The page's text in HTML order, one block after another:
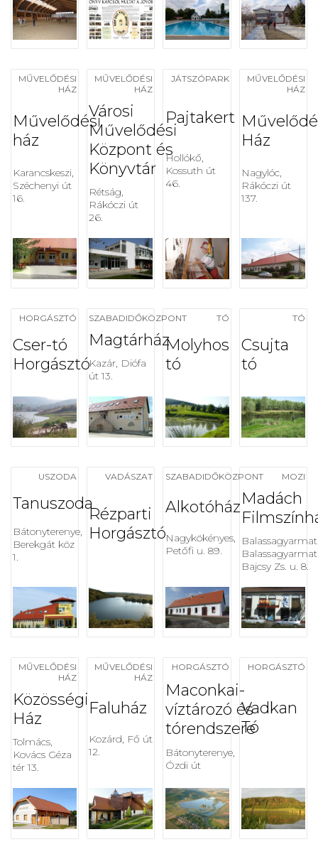
MŰVELŐDÉSI
HÁZ
Művelődési
ház
Karancskeszi,
Széchenyi út
16.
MŰVELŐDÉSI
HÁZ
Városi
Művelődési
Központ és
Könyvtár
Rétság,
Rákóczi út
26.
JÁTSZÓPARK
Pajtakert
Hollókő,
Kossuth út
46.
MŰVELŐDÉSI
HÁZ
Ház
Nagylóc,
Rákóczi út
137.
HORGÁSZTÓ
Cser-tó
Horgásztó
SZABADIDŐKÖZPONT
Magtárház
Kazár, Diófa
út 13.
TÓ
Molyhos
tó
TÓ
Csujta
tó
USZODA
Tanuszoda
Bátonyterenye,
Berekgát köz
1.
VADÁSZAT
Rézparti
Horgásztó
SZABADIDŐKÖZPONT
Alkotóház
Nagykökényes,
Petőfi u. 89.
MOZI
Madách
Balassagyarmat
Bajcsy Zs. u. 8.
MŰVELŐDÉSI
HÁZ
Közösségi
Ház
Tolmács,
Kovács Géza
tér 13.
MŰVELŐDÉSI
HÁZ
Faluház
Kozárd, Fő út
12.
HORGÁSZTÓ
Maconkai-
víztározó és
tórendszere
Bátonyterenye,
Ózdi út
HORGÁSZTÓ
Vadkan
Tó